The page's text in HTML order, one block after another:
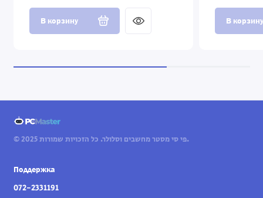
В корзину В корзину
© 2025 פי סי מסטר מחשבים וסלולר. כל הזכויות שמורות.
Поддержка
072-2331191